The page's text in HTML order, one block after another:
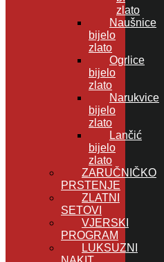
zlato
Naušnice
bijelo
zlato
Ogrlice
bijelo
zlato
Narukvice
bijelo
zlato
Lančić
bijelo
zlato
ZARUČNIČKO
PRSTENJE
ZLATNI
SETOVI
VJERSKI
PROGRAM
LUKSUZNI